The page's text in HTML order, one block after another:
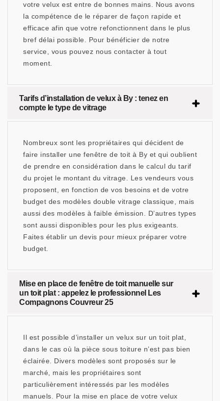
votre velux est entre de bonnes mains. Nous avons
la compétence de le réparer de façon rapide et
efficace afin que votre refonctionnent dans le plus
bref délai possible. Pour bénéficier de notre
service, vous pouvez nous contacter à tout
moment.
Tarifs d’installation de velux à By : tenez en
compte le type de vitrage
Nombreux sont les propriétaires qui décident de
faire installer une fenêtre de toit à By et qui oublient
de prendre en considération dans le calcul du tarif
du projet le montant du vitrage. Les vendeurs vous
proposent, en fonction de vos besoins et de votre
budget des modèles double vitrage classique, mais
aussi des modèles à faible émission. D’autres types
sont aussi disponibles pour les plus exigeants.
Faites établir un devis pour mieux préparer votre
budget.
Mise en place de fenêtre de toit manuelle sur
un toit plat : appelez le professionnel Les
Compagnons Couvreur 25
Il est possible d’installer un velux sur un toit plat,
dans le cas où la pièce sous toiture n’est pas bien
éclairée. Divers modèles sont proposés sur le
marché, mais les propriétaires sont
particulièrement intéressés par les modèles
manuels. Pour la mise en place de votre velux